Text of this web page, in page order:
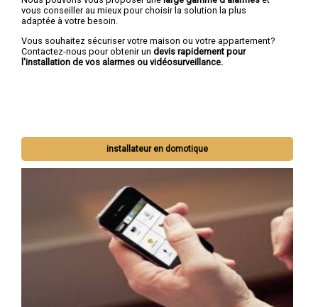
vous conseiller au mieux pour choisir la solution la plus
adaptée à votre besoin.
Vous souhaitez sécuriser votre maison ou votre appartement?
Contactez-nous pour obtenir un devis rapidement pour
l'installation de vos alarmes ou vidéosurveillance.
installateur en domotique